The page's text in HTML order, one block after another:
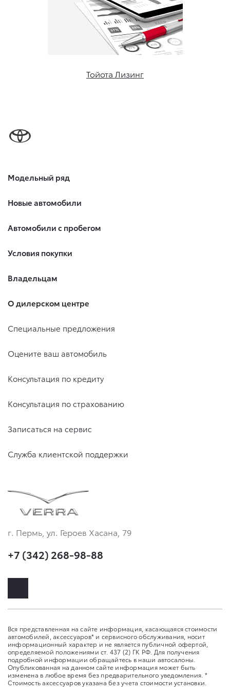
Тойота Лизинг
Модельный ряд
Новые автомобили
Автомобили с пробегом
Условия покупки
Владельцам
О дилерском центре
Специальные предложения
Оцените ваш автомобиль
Консультация по кредиту
Консультация по страхованию
Записаться на сервис
Служба клиентской поддержки
г. Пермь, ул. Героев Хасана, 79
+7 (342) 268-98-88
Вся представленная на сайте информация, касающаяся стоимости
автомобилей, аксессуаров* и сервисного обслуживания, носит
информационный характер и не является публичной офертой,
определяемой положениями ст. 437 (2) ГК РФ. Для получения
подробной информации обращайтесь в наши автосалоны.
Опубликованная на данном сайте информация может быть
изменена в любое время без предварительного уведомления. *
Стоимость аксессуаров указана без учета стоимости установки.